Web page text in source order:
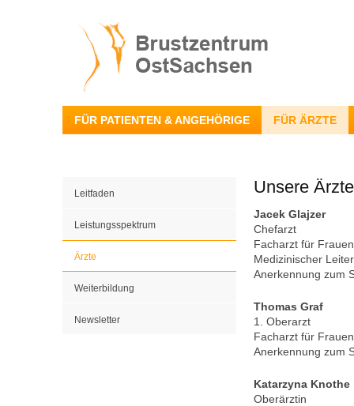
FÜR PATIENTEN & ANGEHÖRIGE FÜR ÄRZTE
Leitfaden
Leistungsspektrum
Ärzte
Weiterbildung
Newsletter
Unsere Ärzte
Jacek Glajzer
Chefarzt
Facharzt für
Medizinischer
Anerkennung zum
Thomas Graf
1. Oberarzt
Facharzt für
Anerkennung zum
Katarzyna Knothe
Oberärztin